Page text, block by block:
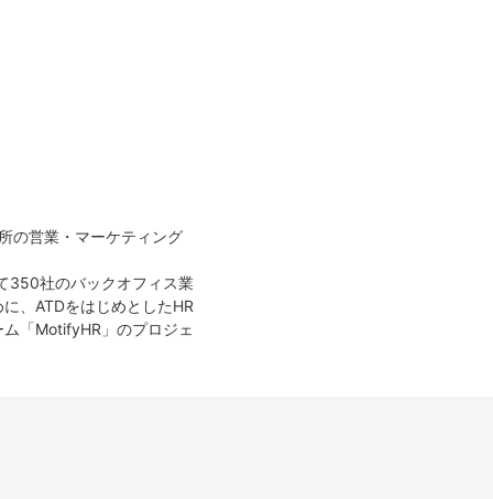
の営業・マーケティング
350社のバックオフィス業
、ATDをはじめとしたHR
「MotifyHR」のプロジェ